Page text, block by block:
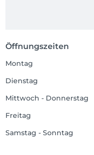
Öffnungszeiten
Montag
Dienstag
Mittwoch - Donnerstag
Freitag
Samstag - Sonntag